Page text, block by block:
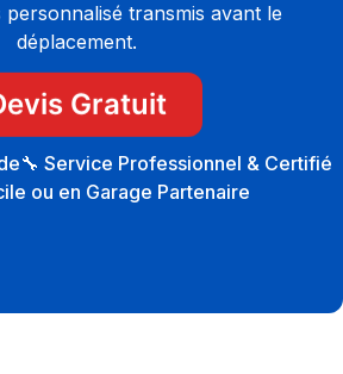
personnalisé transmis avant le
déplacement.
Gratuit
🔧 Service Professionnel & Certifié
ou en Garage Partenaire